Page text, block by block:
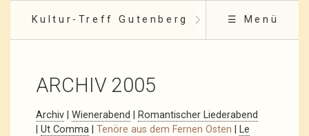
Kultur-Treff Gutenberg ☰ Menü
ARCHIV 2005
Archiv| Wienerabend
Romantischer Liederabend
Ut Comma| Tenöre aus dem Fernen Osten
Le